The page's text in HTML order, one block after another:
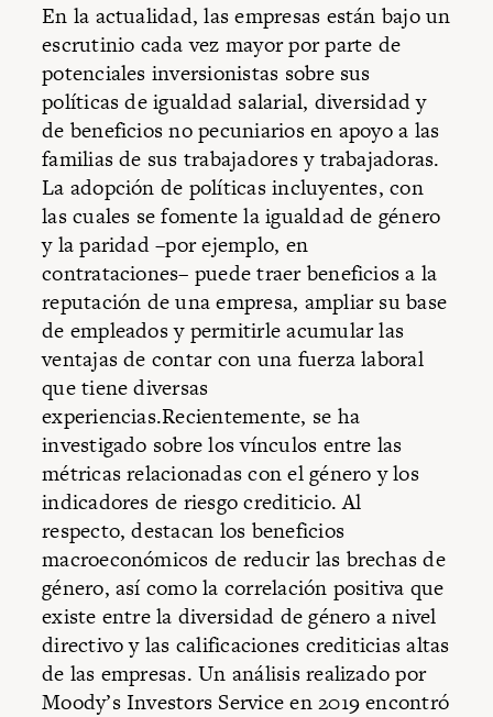
En la actualidad, las empresas están bajo un
escrutinio cada vez mayor por parte de
potenciales inversionistas sobre sus
políticas de igualdad salarial, diversidad y
de beneficios no pecuniarios en apoyo a las
familias de sus trabajadores y trabajadoras.
La adopción de políticas incluyentes, con
las cuales se fomente la igualdad de género
y la paridad –por ejemplo, en
contrataciones– puede traer beneficios a la
reputación de una empresa, ampliar su base
de empleados y permitirle acumular las
ventajas de contar con una fuerza laboral
que tiene diversas
experiencias.Recientemente, se ha
investigado sobre los vínculos entre las
métricas relacionadas con el género y los
indicadores de riesgo crediticio. Al
respecto, destacan los beneficios
macroeconómicos de reducir las brechas de
género, así como la correlación positiva que
existe entre la diversidad de género a nivel
directivo y las calificaciones crediticias altas
de las empresas. Un análisis realizado por
Moody’s Investors Service en 2019 encontró